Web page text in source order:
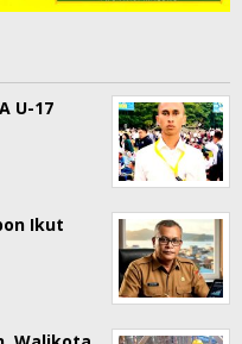
U-17
Ikut